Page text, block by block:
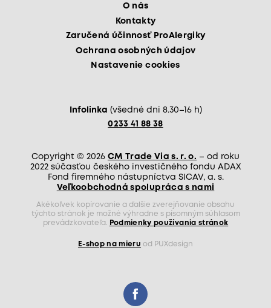
O nás
Kontakty
Zaručená účinnosť ProAlergiky
Ochrana osobných údajov
Nastavenie cookies
Infolinka (všedné dni 8.30–16 h)
0233 41 88 38
Copyright © 2026 CM Trade Via s. r. o. – od roku
2022 súčasťou českého investičného fondu ADAX
Fond firemného nástupníctva SICAV, a. s.
Veľkoobchodná spolupráca s nami
Akékoľvek kopírovanie a ďalšie zverejňovanie obsahu
týchto stránok je možné výhradne s písomným súhlasom
prevádzkovateľa.
Podmienky používania stránok
E-shop na mieru od PUXdesign